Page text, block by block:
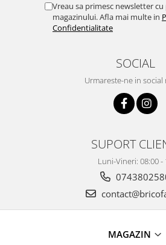
Cantarire
Cantare comerciale
Aparate de spalat cu presiune si
Accesorii aparatele de spalat cu
Articole si accesorii pentru baie
Vreau sa primesc newsletter
magazinului. Afla mai multe in
Confidentialitate
SOCIAL
Urmareste-ne in social
SUPORT
Luni-Vineri: 08:00 -
MAGAZIN